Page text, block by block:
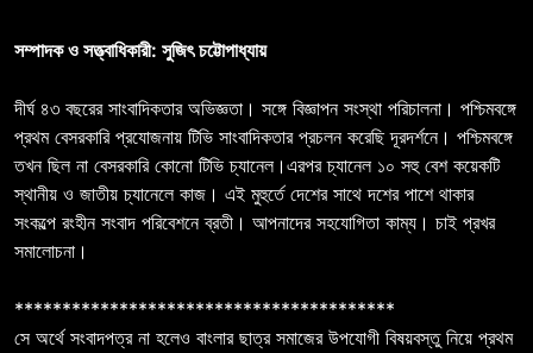
সম্পাদক ও সত্ত্বাধিকারী: সুজিৎ চট্টোপাধ্যায়
দীর্ঘ ৪৩ বছরের সাংবাদিকতার অভিজ্ঞতা। সঙ্গে বিজ্ঞাপন সংস্থা পরিচালনা। পশ্চিমবঙ্গে
প্রথম বেসরকারি প্রযোজনায় টিভি সাংবাদিকতার প্রচলন করেছি দূরদর্শনে। পশ্চিমবঙ্গে
তখন ছিল না বেসরকারি কোনো টিভি চ্যানেল।এরপর চ্যানেল ১০ সহু বেশ কয়েকটি
স্থানীয় ও জাতীয় চ্যানেলে কাজ। এই মুহুর্তে দেশের সাথে দশের পাশে থাকার
সংকল্পে রংহীন সংবাদ পরিবেশনে ব্রতী। আপনাদের সহযোগিতা কাম্য। চাই প্রখর
সমালোচনা।
****************************************
সে অর্থে সংবাদপত্র না হলেও বাংলার ছাত্র সমাজের উপযোগী বিষয়বস্তু নিয়ে প্রথম